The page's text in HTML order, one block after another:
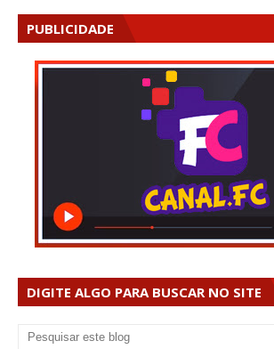
PUBLICIDADE
DIGITE ALGO PARA BUSCAR NO SITE